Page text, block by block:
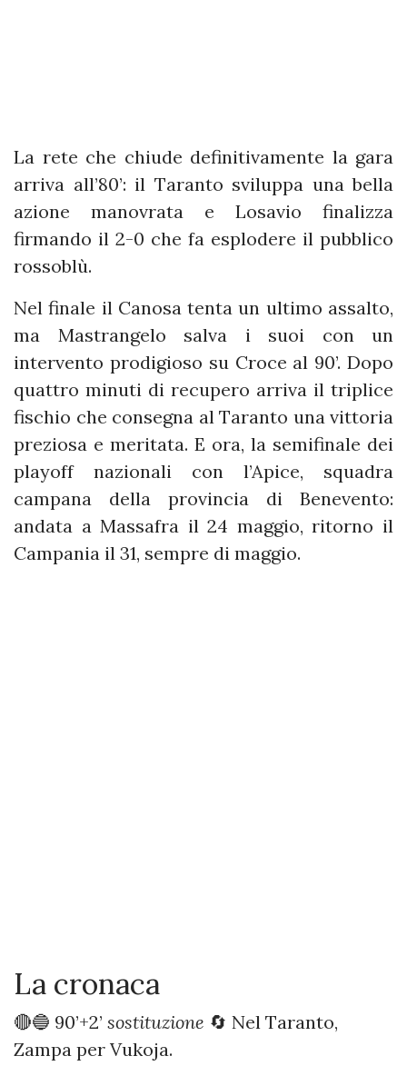
La rete che chiude definitivamente la gara
arriva all’80’: il Taranto sviluppa una bella
azione manovrata e Losavio finalizza
firmando il 2-0 che fa esplodere il pubblico
rossoblù.
Nel finale il Canosa tenta un ultimo assalto,
ma Mastrangelo salva i suoi con un
intervento prodigioso su Croce al 90’. Dopo
quattro minuti di recupero arriva il triplice
fischio che consegna al Taranto una vittoria
preziosa e meritata. E ora, la semifinale dei
playoff nazionali con l’Apice, squadra
campana della provincia di Benevento:
andata a Massafra il 24 maggio, ritorno il
Campania il 31, sempre di maggio.
La cronaca
🔴🔵 90’+2’ sostituzione 🔄 Nel Taranto,
Zampa per Vukoja.